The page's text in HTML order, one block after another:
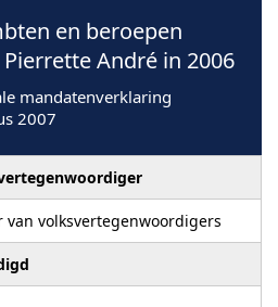
en beroepen
André in 2006
mandatenverklaring
2007
van volksvertegenwoordigers